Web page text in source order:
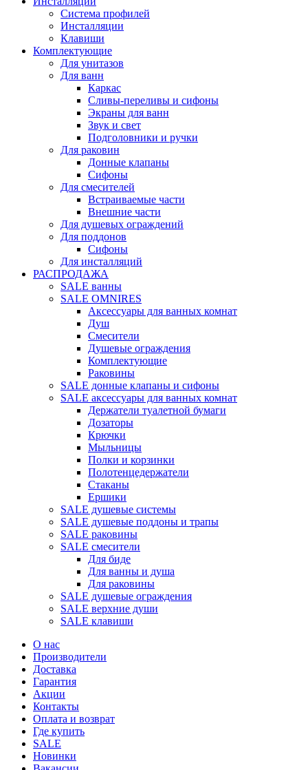
Система профилей
Инсталляции
Клавиши
Комплектующие
Для унитазов
Для ванн
Каркас
Сливы-переливы и сифоны
Экраны для ванн
Звук и свет
Подголовники и ручки
Для раковин
Донные клапаны
Сифоны
Для смесителей
Встраиваемые части
Внешние части
Для душевых ограждений
Для поддонов
Сифоны
Для инсталляций
РАСПРОДАЖА
SALE ванны
SALE OMNIRES
Аксессуары для ванных комнат
Душ
Смесители
Душевые ограждения
Комплектующие
Раковины
SALE донные клапаны и сифоны
SALE аксессуары для ванных комнат
Держатели туалетной бумаги
Дозаторы
Крючки
Мыльницы
Полки и корзинки
Полотенцедержатели
Стаканы
Ершики
SALE душевые системы
SALE душевые поддоны и трапы
SALE раковины
SALE смесители
Для биде
Для ванны и душа
Для раковины
SALE душевые ограждения
SALE верхние души
SALE клавиши
О нас
Производители
Доставка
Гарантия
Акции
Контакты
Оплата и возврат
Где купить
SALE
Новинки